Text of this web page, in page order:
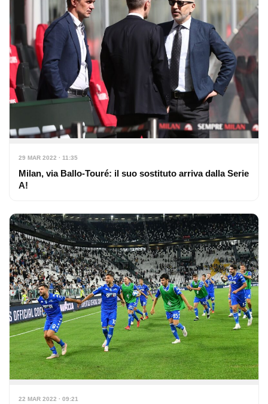
29 MAR 2022 · 11:35
Milan, via Ballo-Touré: il suo sostituto arriva dalla Serie
A!
22 MAR 2022 · 09:21